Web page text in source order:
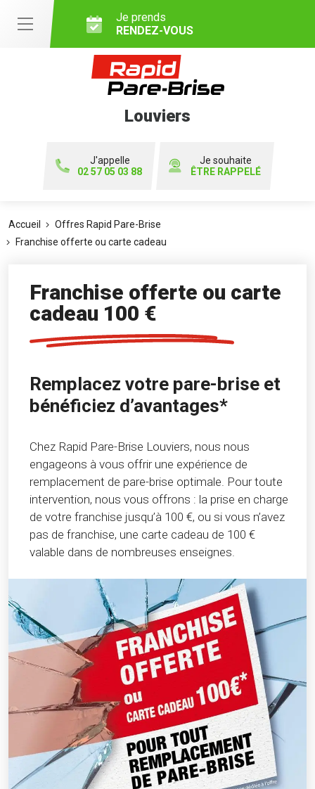
Je prends
RENDEZ-VOUS
Louviers
J'appelle
02 57 05 03 88
Je souhaite
ÊTRE RAPPELÉ
Accueil
Offres Rapid Pare-Brise
Franchise offerte ou carte cadeau
Franchise offerte ou carte
cadeau 100 €
Remplacez votre pare-brise et
bénéficiez d’avantages*
Chez Rapid Pare-Brise Louviers, nous nous
engageons à vous offrir une expérience de
remplacement de pare-brise optimale. Pour toute
intervention, nous vous offrons : la prise en charge
de votre franchise jusqu’à 100 €, ou si vous n’avez
pas de franchise, une carte cadeau de 100 €
valable dans de nombreuses enseignes.